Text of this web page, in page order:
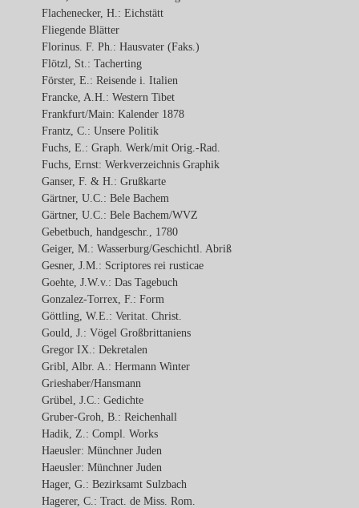
Flachenecker, H.: Eichstätt
Fliegende Blätter
Florinus. F. Ph.: Hausvater (Faks.)
Flötzl, St.: Tacherting
Förster, E.: Reisende i. Italien
Francke, A.H.: Western Tibet
Frankfurt/Main: Kalender 1878
Frantz, C.: Unsere Politik
Fuchs, E.: Graph. Werk/mit Orig.-Rad.
Fuchs, Ernst: Werkverzeichnis Graphik
Ganser, F. & H.: Grußkarte
Gärtner, U.C.: Bele Bachem
Gärtner, U.C.: Bele Bachem/WVZ
Gebetbuch, handgeschr., 1780
Geiger, M.: Wasserburg/Geschichtl. Abriß
Gesner, J.M.: Scriptores rei rusticae
Goehte, J.W.v.: Das Tagebuch
Gonzalez-Torrex, F.: Form
Göttling, W.E.: Veritat. Christ.
Gould, J.: Vögel Großbrittaniens
Gregor IX.: Dekretalen
Gribl, Albr. A.: Hermann Winter
Grieshaber/Hansmann
Grübel, J.C.: Gedichte
Gruber-Groh, B.: Reichenhall
Hadik, Z.: Compl. Works
Haeusler: Münchner Juden
Haeusler: Münchner Juden
Hager, G.: Bezirksamt Sulzbach
Hagerer, C.: Tract. de Miss. Rom.